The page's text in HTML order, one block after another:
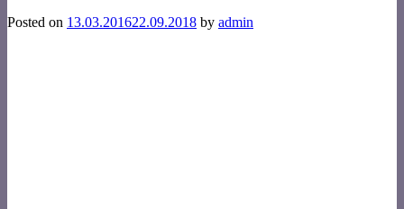
Posted on 13.03.201622.09.2018 by admin